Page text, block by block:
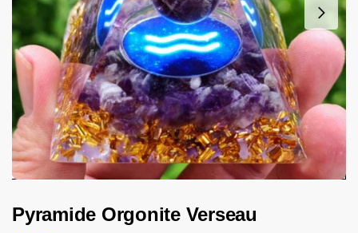
Pyramide Orgonite Verseau